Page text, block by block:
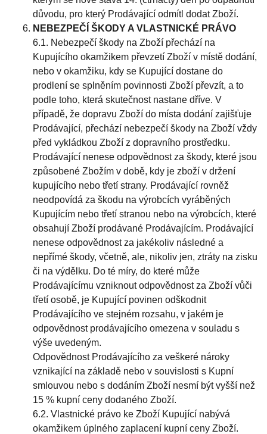
důvodu, pro který Prodávající odmítl dodat Zboží.
NEBEZPEČÍ ŠKODY A VLASTNICKÉ PRÁVO
6.1. Nebezpečí škody na Zboží přechází na
Kupujícího okamžikem převzetí Zboží v místě dodání,
nebo v okamžiku, kdy se Kupující dostane do
prodlení se splněním povinnosti Zboží převzít, a to
podle toho, která skutečnost nastane dříve. V
případě, že dopravu Zboží do místa dodání zajišťuje
Prodávající, přechází nebezpečí škody na Zboží vždy
před vykládkou Zboží z dopravního prostředku.
Prodávající nenese odpovědnost za škody, které jsou
způsobené Zbožím v době, kdy je zboží v držení
kupujícího nebo třetí strany. Prodávající rovněž
neodpovídá za škodu na výrobcích vyráběných
Kupujícím nebo třetí stranou nebo na výrobcích, které
obsahují Zboží prodávané Prodávajícím. Prodávající
nenese odpovědnost za jakékoliv následné a
nepřímé škody, včetně, ale, nikoliv jen, ztráty na zisku
či na výdělku. Do té míry, do které může
Prodávajícímu vzniknout odpovědnost za Zboží vůči
třetí osobě, je Kupující povinen odškodnit
Prodávajícího ve stejném rozsahu, v jakém je
odpovědnost prodávajícího omezena v souladu s
výše uvedeným.
Odpovědnost Prodávajícího za veškeré nároky
vznikající na základě nebo v souvislosti s Kupní
smlouvou nebo s dodáním Zboží nesmí být vyšší než
15 % kupní ceny dodaného Zboží.
6.2. Vlastnické právo ke Zboží Kupující nabývá
okamžikem úplného zaplacení kupní ceny Zboží.